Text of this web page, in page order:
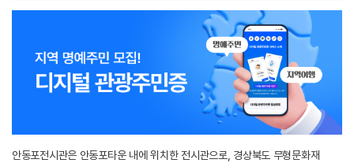
안동포전시관은 안동포타운 내에 위치한 전시관으로, 경상북도 무형문화재